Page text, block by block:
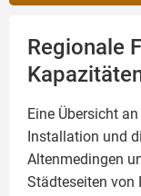
Regionale
Eine Übersicht
Installation und
Altenmedingen
Städteseiten von